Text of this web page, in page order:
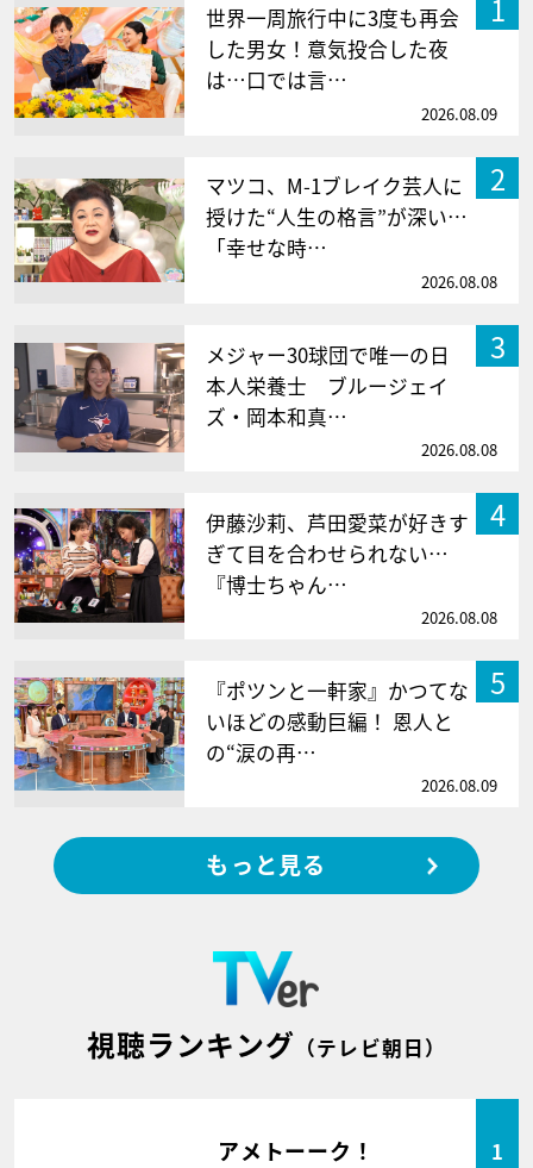
1
世界一周旅行中に3度も再会
した男女！意気投合した夜
は…口では言…
2026.08.09
2
マツコ、M-1ブレイク芸人に
授けた“人生の格言”が深い…
「幸せな時…
2026.08.08
3
メジャー30球団で唯一の日
本人栄養士 ブルージェイ
ズ・岡本和真…
2026.08.08
4
伊藤沙莉、芦田愛菜が好きす
ぎて目を合わせられない…
『博士ちゃん…
2026.08.08
5
『ポツンと一軒家』かつてな
いほどの感動巨編！ 恩人と
の“涙の再…
2026.08.09
もっと見る
視聴ランキング （テレビ朝日）
アメトーーク！ 1